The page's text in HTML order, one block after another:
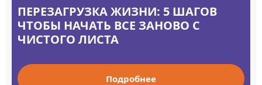
ПЕРЕЗАГРУЗКА ЖИЗНИ: 5 ШАГОВ
ЧТОБЫ НАЧАТЬ ВСЕ ЗАНОВО С
ЧИСТОГО ЛИСТА
Подробнее